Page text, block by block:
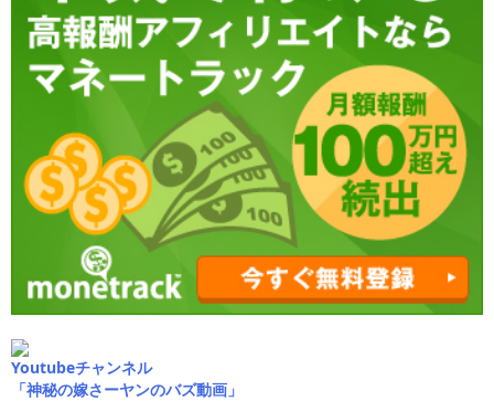
Youtubeチャンネル
「神秘の嫁さーヤンのバズ動画」